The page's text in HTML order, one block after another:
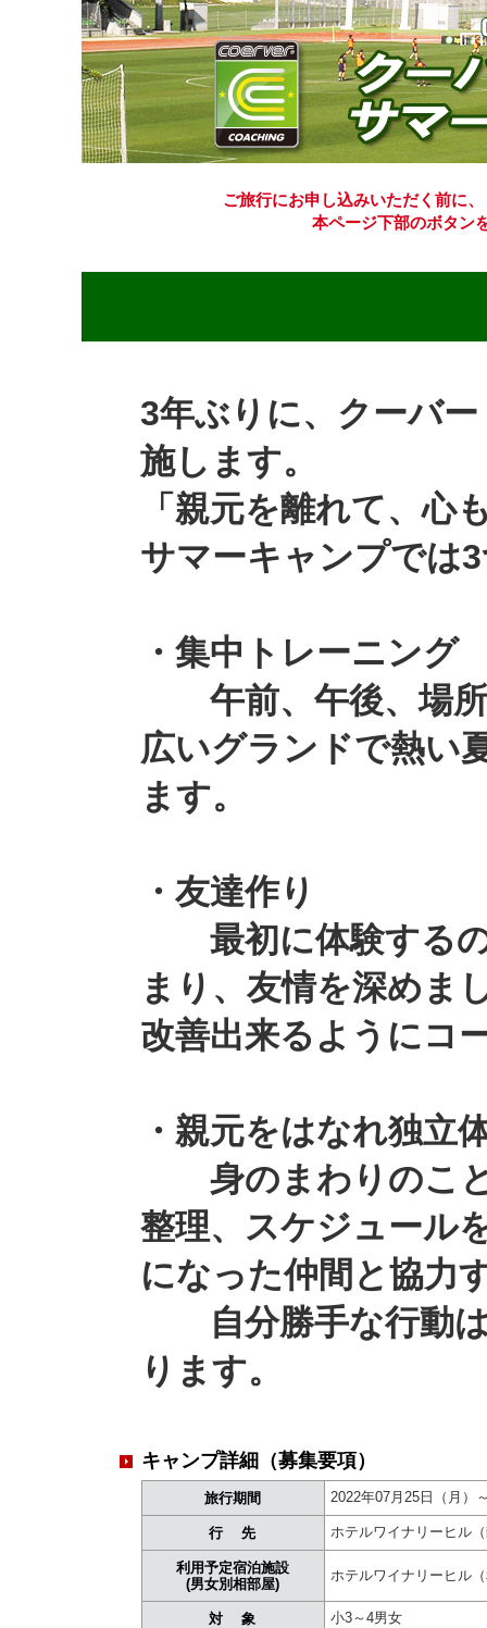
ご旅行にお申し込みいただく前に
本ページ下部のボタン
3年ぶりに、クーバ
施します。
「親元を離れて、心
サマーキャンプでは
・集中トレーニング
午前、午後、場所
広いグランドで熱い
ます。
・友達作り
最初に体験するの
まり、友情を深めま
改善出来るようにコ
・親元をはなれ独立
身のまわりのこと
整理、スケジュール
になった仲間と協力
自分勝手な行動は
ります。
キャンプ詳細（募集要項）
旅行期間 2022年07月25日（月
行 先 ホテルワイナリーヒル
利用予定宿泊施設
(男女別相部屋)
ホテルワイナリーヒル
対 象 小3～4男女